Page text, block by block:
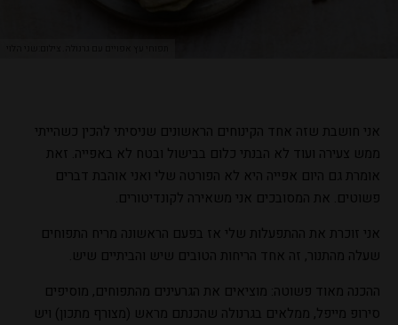
אני חושבת שזה אחד הקינוחים הראשונים שניסיתי להכין כשהייתי
ממש צעירה ועוד לא הבנתי כלום בבישול ובטח לא באפייה. זאת
אומרת גם היום אפייה היא לא הפורטה שלי ואני אוהבת דברים
פשוטים. את המסובכים אני משאירה לקונדיטורים.
אני זוכרת את ההתפעלות שלי אז בפעם הראשונה מריח התפוחים
שעלה מהתנור, זה אחד הריחות הטובים שיש והביתיים שיש.
ההכנה מאוד פשוטה: מוציאים את הגרעינים מהתפוחים, מוסיפים
סירופ מייפל, ממלאים בגרנולה שהכנתם מראש (מצורף מתכון) ויש